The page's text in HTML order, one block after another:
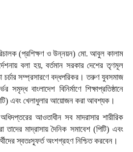
(প্রশিক্ষণ ও উন্নয়ন) মো. আবুল কালাম
বলা হয়, বর্তমান সরকার দেশের তৃণমূল
চর্চার সম্প্রসারণে বদ্ধপরিকর। তরুণ যুবসমাজ
বাংলাদেশ বিনির্মাণে শিক্ষাপ্রতিষ্ঠানে
এবং খেলাধুলার আয়োজন করা আবশ্যক।
আওতাধীন সব মাদরাসার শারীরিক
তাদের মাদ্রাসায় দৈনিক সমাবেশ (পিটি) এবং
স্বতঃস্ফূর্ত অংশগ্রহণ নিশ্চিত করবেন।